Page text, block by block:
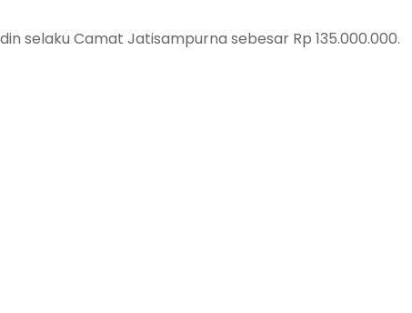
selaku Camat Jatisampurna sebesar Rp 135.000.000.